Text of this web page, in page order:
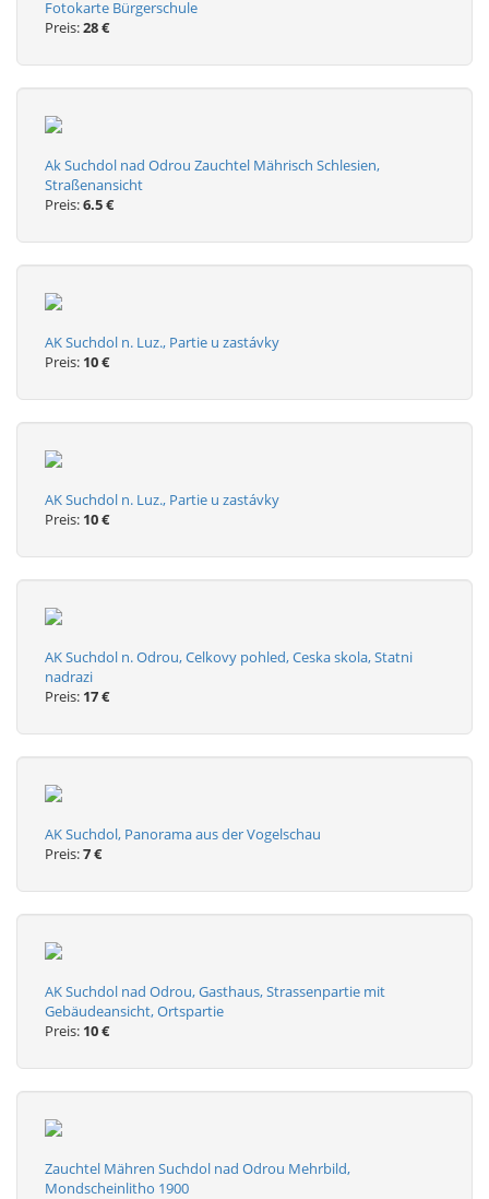
Fotokarte Bürgerschule
Preis:28 €
Ak Suchdol nad Odrou Zauchtel Mährisch Schlesien,
Straßenansicht
Preis:6.5 €
AK Suchdol n. Luz., Partie u zastávky
Preis: 10 €
AK Suchdol n. Luz., Partie u zastávky
Preis: 10 €
AK Suchdol n. Odrou, Celkovy pohled, Ceska skola, Statni
nadrazi
Preis: 17 €
AK Suchdol, Panorama aus der Vogelschau
Preis:7 €
AK Suchdol nad Odrou, Gasthaus, Strassenpartie mit
Gebäudeansicht, Ortspartie
Preis: 10 €
Zauchtel Mähren Suchdol nad Odrou Mehrbild,
Mondscheinlitho 1900